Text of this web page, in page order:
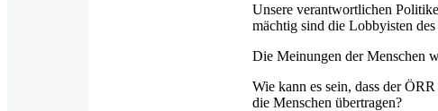
Unsere verantwortlichen
mächtig sind die Lobbyisten
Die Meinungen der Menschen
Wie kann es sein, dass der
die Menschen übertragen?